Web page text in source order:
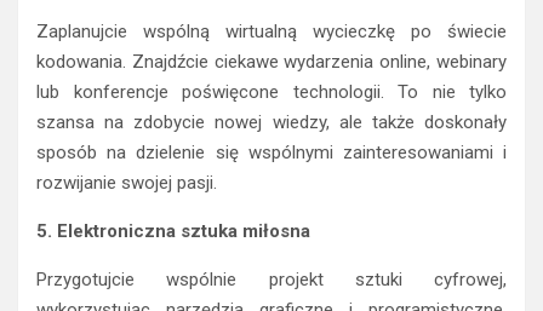
Zaplanujcie wspólną wirtualną wycieczkę po świecie
kodowania. Znajdźcie ciekawe wydarzenia online, webinary
lub konferencje poświęcone technologii. To nie tylko
szansa na zdobycie nowej wiedzy, ale także doskonały
sposób na dzielenie się wspólnymi zainteresowaniami i
rozwijanie swojej pasji.
5. Elektroniczna sztuka miłosna
Przygotujcie wspólnie projekt sztuki cyfrowej,